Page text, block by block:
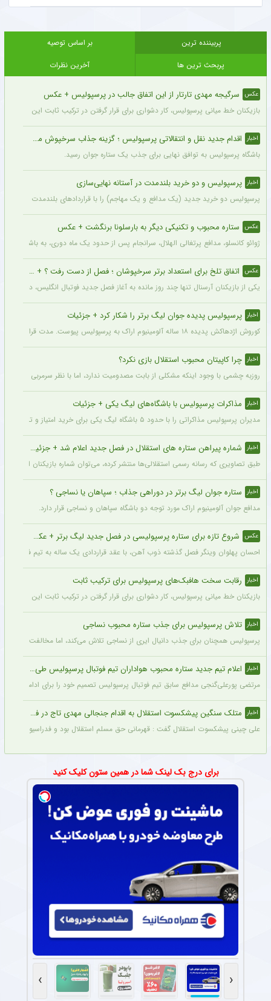
پربیننده ترین
بر اساس توصیه
پربحث ترین ها
آخرین نظرات
عکس سرگیجه مهدی تارتار از این اتفاق جالب در پرسپولیس + عکس
بازیکنان خط میانی پرسپولیس، کار دشواری برای قرار گرفتن در ترکیب ثابت این تیم
اخبار اقدام جدید نقل و انتقالاتی پرسپولیس ؛ گزینه جذاب سرخپوش می شود؟
باشگاه پرسپولیس به توافق نهایی برای جذب یک ستاره جوان رسید.
اخبار پرسپولیس و دو خرید بلندمدت در آستانه نهایی‌سازی
پرسپولیس دو خرید جدید (یک مدافع و یک مهاجم) را با قراردادهای بلندمدت نهایی کرده
عکس ستاره محبوب و تکنیکی دیگر به بارسلونا برنگشت + عکس
ژوائو کانسلو، مدافع پرتغالی الهلال، سرانجام پس از حدود یک ماه دوری، به باشگاه
عکس اتفاق تلخ برای استعداد برتر سرخپوشان ؛ فصل از دست رفت ؟ + عکس
یکی از بازیکنان آرسنال تنها چند روز مانده به آغاز فصل جدید فوتبال انگلیس، دچار
اخبار پرسپولیس پدیده جوان لیگ برتر را شکار کرد + جزئیات
کوروش اژدهاکش پدیده ۱۸ ساله آلومینیوم اراک به پرسپولیس پیوست. مدت قرارداد اژدهاکش با پرسپولیس به مدت ۴ سال است.
اخبار چرا کاپیتان محبوب استقلال بازی نکرد؟
روزبه چشمی با وجود اینکه مشکلی از بابت مصدومیت ندارد، اما با نظر سرمربی استقلال
اخبار مذاکرات پرسپولیس با باشگاه‌های لیگ یکی + جزئیات
مدیران پرسپولیس مذاکراتی را با حدود ۵ باشگاه لیگ یکی برای خرید امتیاز و تشکیل تیم «ب» آغاز کرده‌اند.
اخبار شماره پیراهن ستاره های استقلال در فصل جدید اعلام شد + جزئیات
طبق تصاویری که رسانه رسمی استقلالی‌ها منتشر کرده، می‌توان شماره بازیکنان این
اخبار ستاره جوان لیگ برتر در دوراهی جذاب ؛ سپاهان یا نساجی ؟
مدافع جوان آلومینیوم اراک مورد توجه دو باشگاه سپاهان و نساجی قرار دارد.
عکس شروع تازه برای ستاره پرسپولیسی در فصل جدید لیگ برتر + عکس
احسان پهلوان وینگر فصل گذشته ذوب آهن، با عقد قراردادی یک ساله به تیم فجر
اخبار رقابت سخت هافبک‌های پرسپولیس برای ترکیب ثابت
بازیکنان خط میانی پرسپولیس، کار دشواری برای قرار گرفتن در ترکیب ثابت این تیم
اخبار تلاش پرسپولیس برای جذب ستاره محبوب نساجی
پرسپولیس همچنان برای جذب دانیال ایری از نساجی تلاش می‌کند، اما مخالفت
اخبار اعلام تیم جدید ستاره محبوب هواداران تیم فوتبال پرسپولیس طی ۴۸ ساعت آینده
مرتضی پورعلی‌گنجی مدافع سابق تیم فوتبال پرسپولیس تصمیم خود را برای ادامه
اخبار متلک سنگین پیشکسوت استقلال به اقدام جنجالی مهدی تاج در فدراسیون فوتبال
علی چینی پیشکسوت استقلال گفت : قهرمانی حق مسلم استقلال بود و فدراسیون باید آن
برای درج بک لینک شما در همین ستون کلیک کنید
‹
›